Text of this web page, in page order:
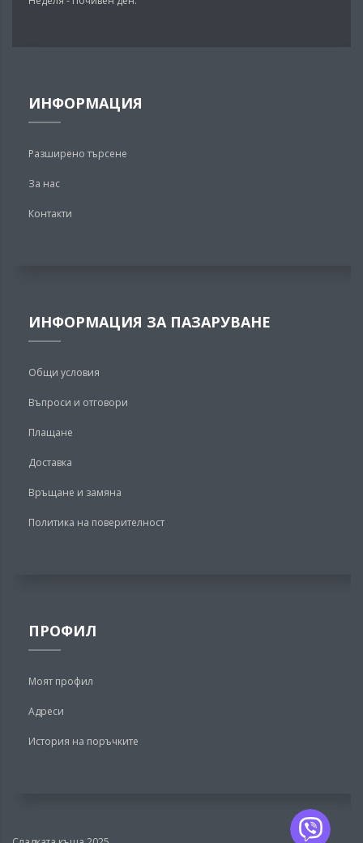
ИНФОРМАЦИЯ
Разширено търсене
За нас
Контакти
ИНФОРМАЦИЯ ЗА ПАЗАРУВАНЕ
Общи условия
Въпроси и отговори
Плащане
Доставка
Връщане и замяна
Политика на поверителност
ПРОФИЛ
Моят профил
Адреси
История на поръчките